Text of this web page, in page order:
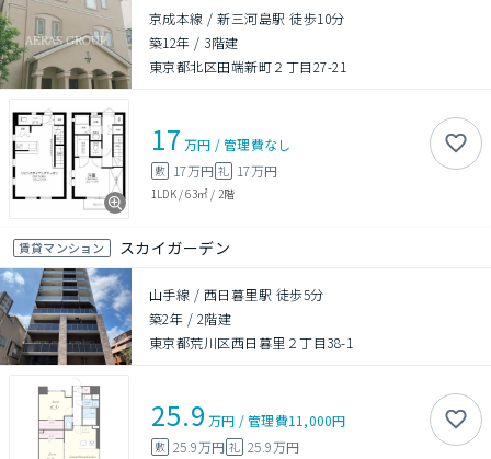
京成本線 / 新三河島駅 徒歩10分
築12年 / 3階建
東京都北区田端新町２丁目27-21
17 万円 /管理費なし
敷 17万円 礼 17万円
1LDK/63㎡ / 2階
賃貸マンション スカイガーデン
山手線 / 西日暮里駅 徒歩5分
築2年 / 2階建
東京都荒川区西日暮里２丁目38-1
25.9 万円 /管理費11,000円
敷 25.9万円 礼 25.9万円